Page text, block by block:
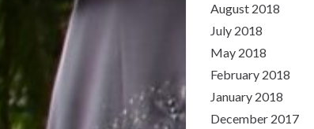
August 2018
July 2018
May 2018
February 2018
January 2018
December 2017